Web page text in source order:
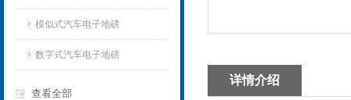
模似式汽车电子地磅
数字式汽车电子地磅
查看全部
详情介绍